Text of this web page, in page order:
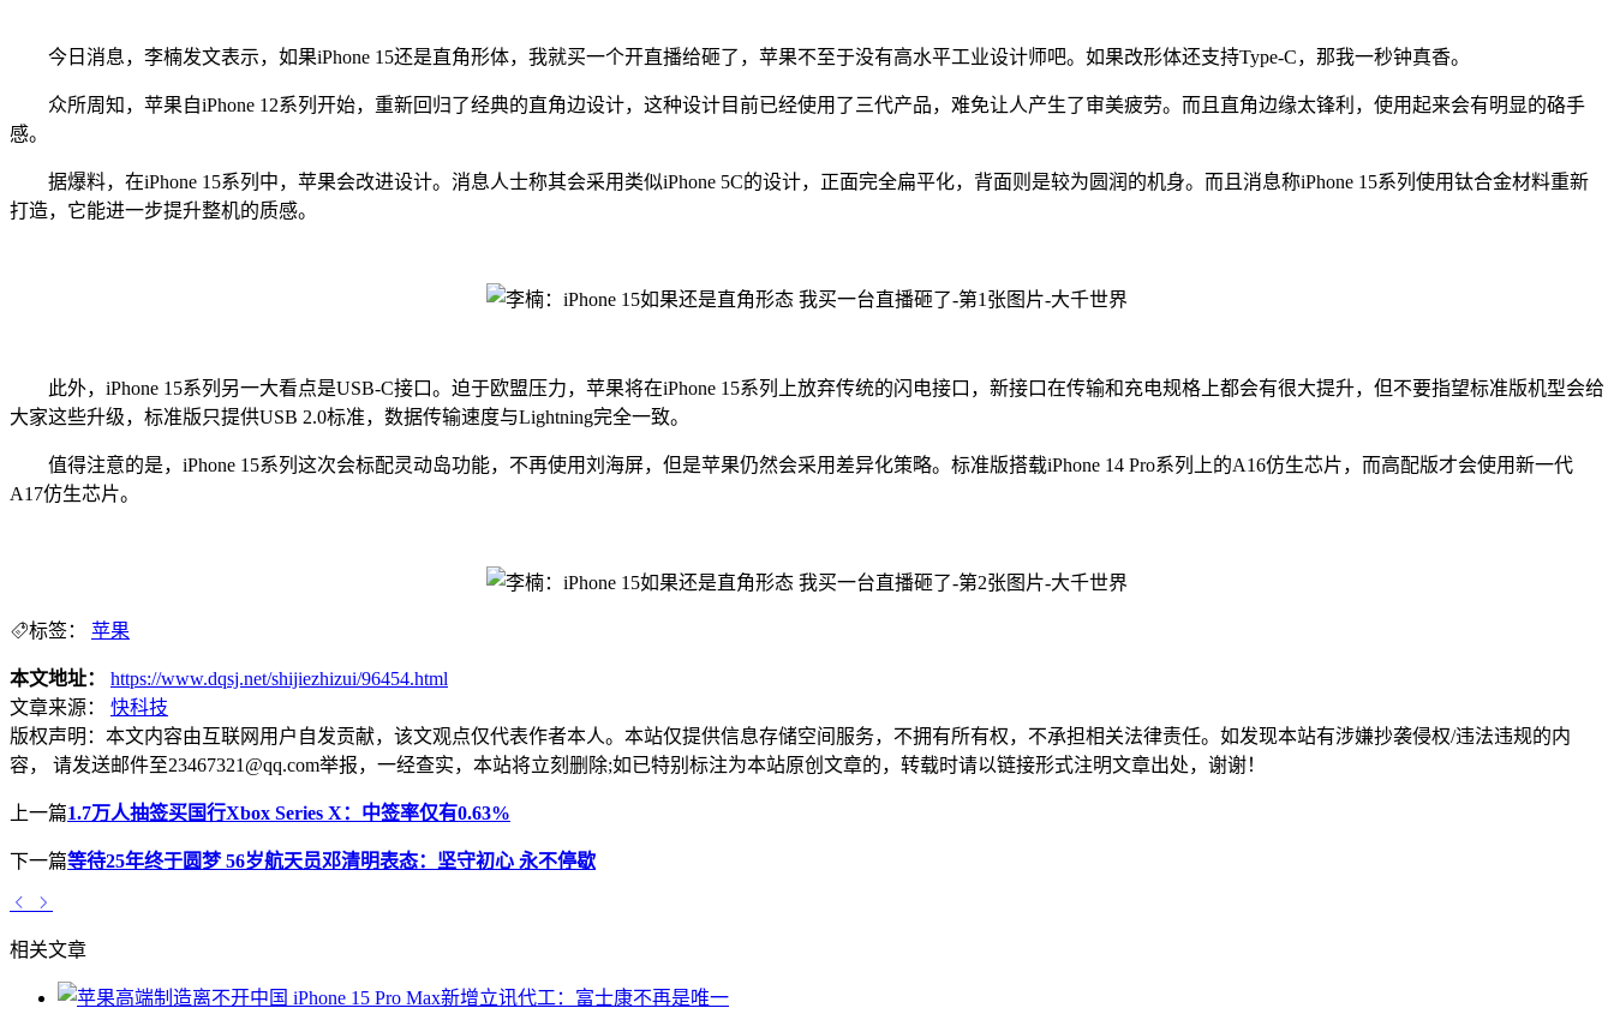
今日消息，李楠发文表示，如果iPhone 15还是直角形体，我就买一个开直播给砸了，苹果不至于没有高水平工业设计师吧。如果改形体还支持Type-C，那我一秒钟真香。
众所周知，苹果自iPhone 12系列开始，重新回归了经典的直角边设计，这种设计目前已经使用了三代产品，难免让人产生了审美疲劳。而且直角边缘太锋利，使用起来会有明显的硌手
感。
据爆料，在iPhone 15系列中，苹果会改进设计。消息人士称其会采用类似iPhone 5C的设计，正面完全扁平化，背面则是较为圆润的机身。而且消息称iPhone 15系列使用钛合金材料重新
打造，它能进一步提升整机的质感。
此外，iPhone 15系列另一大看点是USB-C接口。迫于欧盟压力，苹果将在iPhone 15系列上放弃传统的闪电接口，新接口在传输和充电规格上都会有很大提升，但不要指望标准版机型会给
大家这些升级，标准版只提供USB 2.0标准，数据传输速度与Lightning完全一致。
值得注意的是，iPhone 15系列这次会标配灵动岛功能，不再使用刘海屏，但是苹果仍然会采用差异化策略。标准版搭载iPhone 14 Pro系列上的A16仿生芯片，而高配版才会使用新一代
A17仿生芯片。
标签： 苹果
本文地址：
https://www.dqsj.net/shijiezhizui/96454.html
文章来源：
快科技
版权声明： 本文内容由互联网用户自发贡献，该文观点仅代表作者本人。本站仅提供信息存储空间服务，不拥有所有权，不承担相关法律责任。如发现本站有涉嫌抄袭侵权/违法违规的内
容， 请发送邮件至23467321@qq.com举报，一经查实，本站将立刻删除;如已特别标注为本站原创文章的，转载时请以链接形式注明文章出处，谢谢！
上一篇1.7万人抽签买国行Xbox Series X：中签率仅有0.63%
下一篇等待25年终于圆梦 56岁航天员邓清明表态：坚守初心 永不停歇
相关文章